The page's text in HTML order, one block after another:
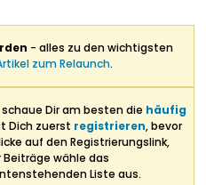
- alles zu den wichtigsten
zum Relaunch.
Dir am besten die häufig
Dich zuerst registrieren, bevor
auf den Registrierungslink,
wähle das
Liste aus.